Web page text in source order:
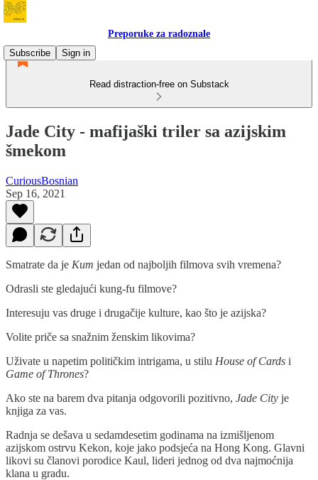
Preporuke za radoznale
Subscribe
Sign in
Read distraction-free on Substack
Jade City - mafijaški triler sa azijskim
šmekom
CuriousBosnian
Sep 16, 2021
Smatrate da je Kum jedan od najboljih filmova svih vremena?
Odrasli ste gledajući kung-fu filmove?
Interesuju vas druge i drugačije kulture, kao što je azijska?
Volite priče sa snažnim ženskim likovima?
Uživate u napetim političkim intrigama, u stilu House of Cards i
Game of Thrones?
Ako ste na barem dva pitanja odgovorili pozitivno, Jade City je
knjiga za vas.
Radnja se dešava u sedamdesetim godinama na izmišljenom
azijskom ostrvu Kekon, koje jako podsjeća na Hong Kong. Glavni
likovi su članovi porodice Kaul, lideri jednog od dva najmoćnija
klana u gradu.